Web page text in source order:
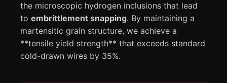
the microscopic hydrogen inclusions that lead
to embrittlement snapping. By maintaining a
martensitic grain structure, we achieve a
**tensile yield strength** that exceeds standard
cold-drawn wires by 35%.